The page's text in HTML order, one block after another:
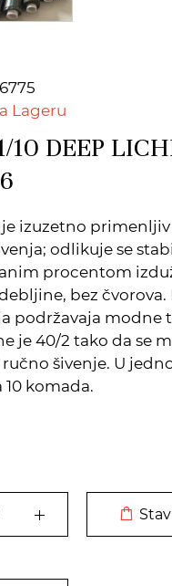
Lageru
10 DEEP
izuzetno
odlikuje se
procentom
bez čvorova.
podržavaja modne
je 40/2 tako da se
šivenje. U
komada.